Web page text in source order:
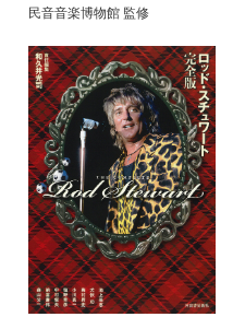
民音音楽博物館 監修